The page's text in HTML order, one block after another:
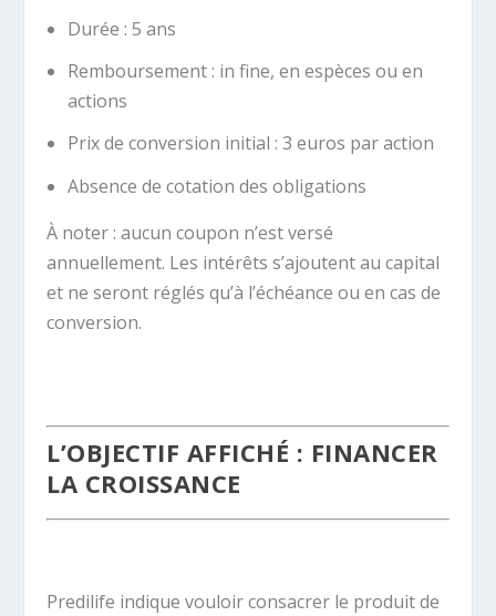
Durée : 5 ans
Remboursement : in fine, en espèces ou en
actions
Prix de conversion initial : 3 euros par action
Absence de cotation des obligations
À noter : aucun coupon n’est versé
annuellement. Les intérêts s’ajoutent au capital
et ne seront réglés qu’à l’échéance ou en cas de
conversion.
L’OBJECTIF AFFICHÉ : FINANCER
LA CROISSANCE
Predilife indique vouloir consacrer le produit de